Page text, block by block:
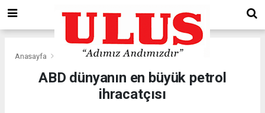
Anasayfa
ABD dünyanın en büyük petrol
ihracatçısı